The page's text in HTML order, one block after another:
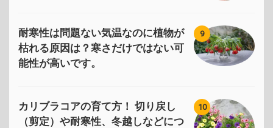
9
耐寒性は問題ない気温なのに植物が
枯れる原因は？寒さだけではない可
能性が高いです。
10
カリブラコアの育て方！ 切り戻し
（剪定）や耐寒性、冬越しなどにつ